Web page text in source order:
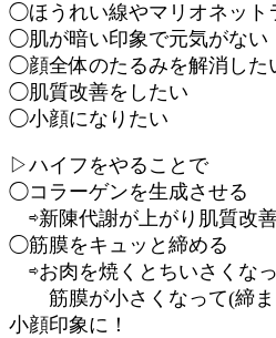
◯ほうれい線やマリオネット
◯肌が暗い印象で元気がない
◯顔全体のたるみを解消した
◯肌質改善をしたい
◯小顔になりたい
▷ハイフをやることで
◯コラーゲンを生成させる
⇨新陳代謝が上がり肌質改
◯筋膜をキュッと締める
⇨お肉を焼くとちいさくな
筋膜が小さくなって(締ま
小顔印象に！